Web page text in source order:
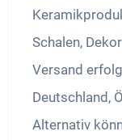
Schalen,
Versand
Deutschland,
Alternativ